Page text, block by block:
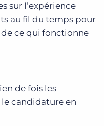
sur l’expérience
au fil du temps pour
ce qui fonctionne
de fois les
e candidature en